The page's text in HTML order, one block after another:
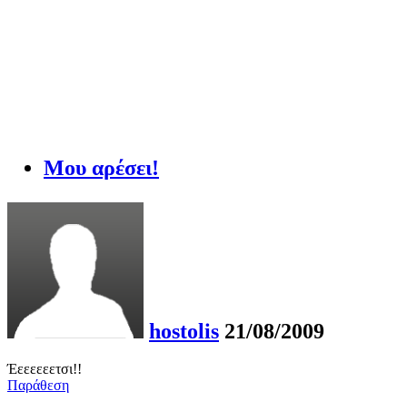
Μου αρέσει!
hostolis 21/08/2009
Έεεεεεετσι!!
Παράθεση